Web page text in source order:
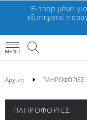
E-shop μόνο
εξυπηρετεί
MENU
Αρχική ΠΛΗΡΟΦΟΡΙΕΣ
ΠΛΗΡΟΦΟΡΙΕΣ